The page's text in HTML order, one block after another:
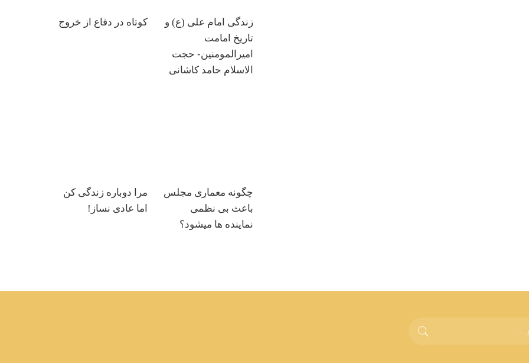
زندگی امام علی (ع) و
تاریخ امامت
امیرالمومنین- حجت
الاسلام حامد کاشانی
کوتاه در دفاع از خروج
چگونه معماری مجلس
باعث بی نظمی
نماینده ها میشود؟
مرا دوباره زندگی کن
اما عادی نساز!